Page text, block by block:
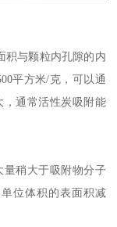
积与颗粒内孔隙的内
平方米/克，可以通
，通常活性炭吸附能
量稍大于吸附物分子
位体积的表面积减